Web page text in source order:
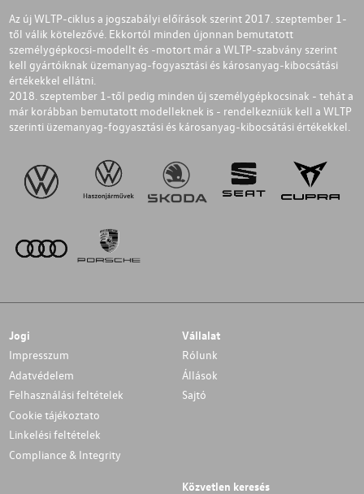
Az új WLTP-ciklus a jogszabályi előírások szerint 2017. szeptember 1-
től válik kötelezővé. Ekkortól minden újonnan bemutatott
személygépkocsi-modellt és -motort már a WLTP-szabvány szerint
kell gyártóiknak üzemanyag-fogyasztási és károsanyag-kibocsátási
értékekkel ellátni.
2018. szeptember 1-től pedig minden új személygépkocsinak - tehát a
már korábban bemutatott modelleknek is - rendelkezniük kell a WLTP
szerinti üzemanyag-fogyasztási és károsanyag-kibocsátási értékekkel.
Jogi
Impresszum
Adatvédelem
Felhasználási feltételek
Cookie tájékoztato
Linkelési feltételek
Compliance & Integrity
Vállalat
Rólunk
Állások
Sajtó
Közvetlen keresés